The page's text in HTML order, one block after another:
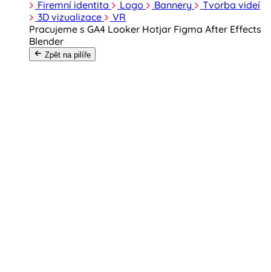
Firemní identita Logo Bannery
Tvorba videí
3D vizualizace
VR
Pracujeme s GA4 Looker Hotjar Figma After Effects
Blender
Zpět na pilíře